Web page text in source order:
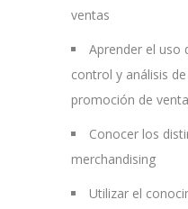
ventas
Aprender el uso
control y análisis
promoción de
Conocer los
merchandising
Utilizar el